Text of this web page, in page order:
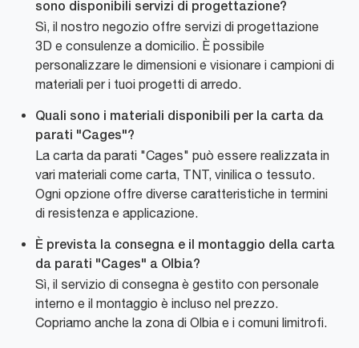
sono disponibili servizi di progettazione?
Sì, il nostro negozio offre servizi di progettazione
3D e consulenze a domicilio. È possibile
personalizzare le dimensioni e visionare i campioni di
materiali per i tuoi progetti di arredo.
Quali sono i materiali disponibili per la carta da
parati "Cages"?
La carta da parati "Cages" può essere realizzata in
vari materiali come carta, TNT, vinilica o tessuto.
Ogni opzione offre diverse caratteristiche in termini
di resistenza e applicazione.
È prevista la consegna e il montaggio della carta
da parati "Cages" a Olbia?
Sì, il servizio di consegna è gestito con personale
interno e il montaggio è incluso nel prezzo.
Copriamo anche la zona di Olbia e i comuni limitrofi.